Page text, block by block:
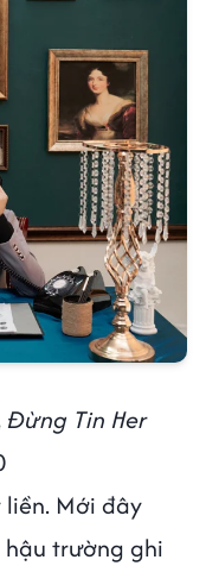
Đừng Tin Her
liền. Mới đây
trường ghi